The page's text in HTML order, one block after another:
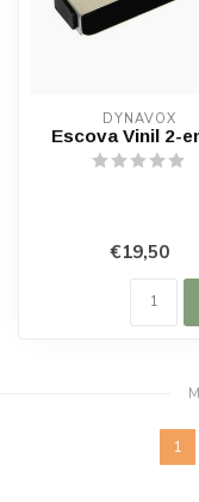
DYNAVOX
Escova Vinil 2-
€19,50
1